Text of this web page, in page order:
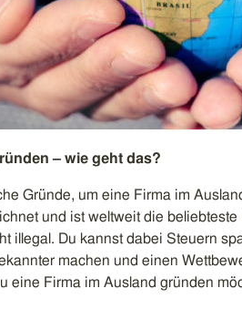
– wie geht das?
Gründe, um eine Firma im
und ist weltweit die
illegal. Du kannst dabei Steuern
machen und einen
eine Firma im Ausland gründen